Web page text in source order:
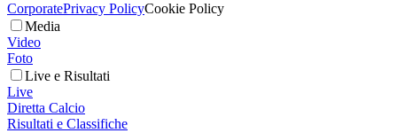
CorporatePrivacy PolicyCookie Policy
Media
Video
Foto
Live e Risultati
Live
Diretta Calcio
Risultati e Classifiche